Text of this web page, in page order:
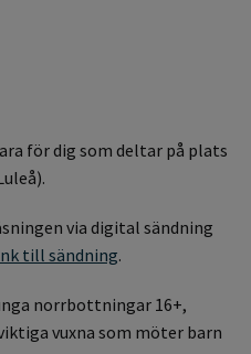
för dig som deltar på plats
via digital sändning
till sändning.
norrbottningar 16+,
vuxna som möter barn